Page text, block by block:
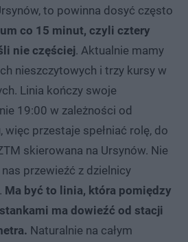
to powinna dosyć często
co 15 minut, czyli cztery
nie częściej. Aktualnie mamy
nieszczytowych i trzy kursy w
Linia kończy swoje
19:00 w zależności od
więc przestaje spełniać rolę, do
skierowana na Ursynów. Nie
przewieźć z dzielnicy
Ma być to linia, która pomiędzy
ma dowieźć od stacji
Naturalnie na całym